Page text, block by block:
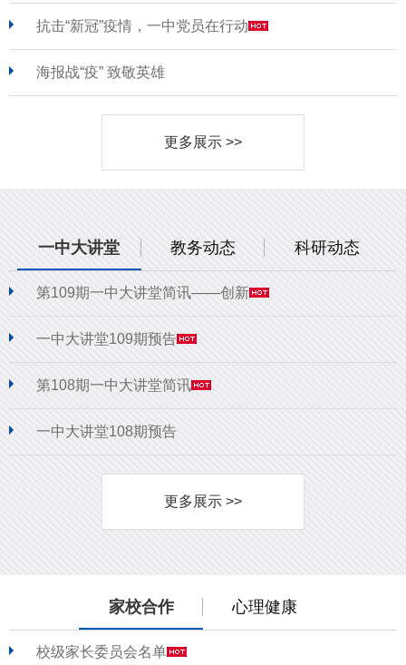
抗击“新冠”疫情，一中党员在行动
海报战“疫” 致敬英雄
更多展示 >>
一中大讲堂 教务动态 科研动态
第109期一中大讲堂简讯——创新
一中大讲堂109期预告
第108期一中大讲堂简讯
一中大讲堂108期预告
更多展示 >>
家校合作 心理健康
校级家长委员会名单